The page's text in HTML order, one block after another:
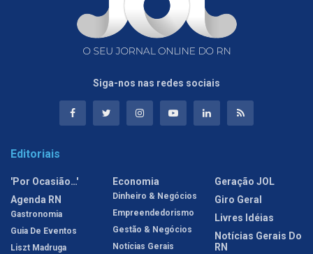
Siga-nos nas redes sociais
Editoriais
'Por Ocasião…'
Agenda RN
Gastronomia
Guia De Eventos
Liszt Madruga
Economia
Dinheiro & Negócios
Empreendedorismo
Gestão & Negócios
Notícias Gerais
Geração JOL
Giro Geral
Livres Idéias
Notícias Gerais Do
RN